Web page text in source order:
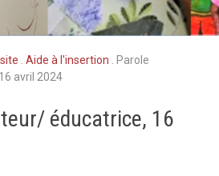
Aide à l'insertion
Parole
avril 2024
éducatrice, 16